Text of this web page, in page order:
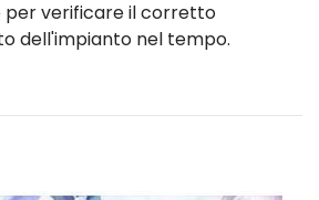
per verificare il corretto
dell'impianto nel tempo.